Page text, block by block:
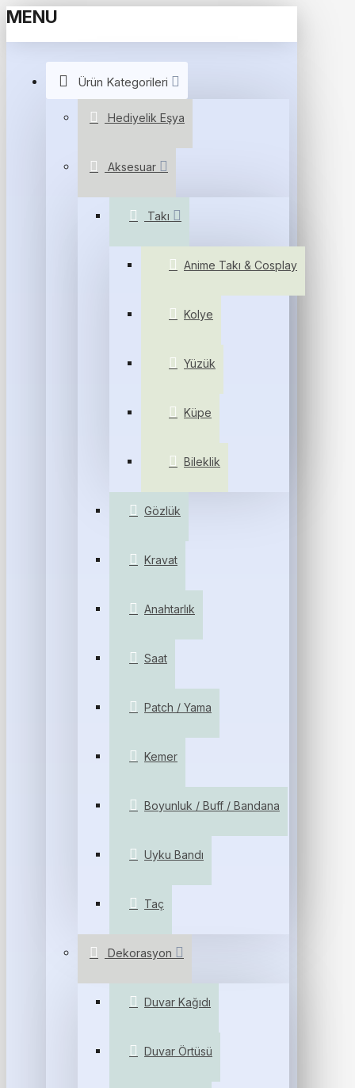
MENU
Ürün Kategorileri
Hediyelik Eşya
Aksesuar
Takı
Anime Takı & Cosplay
Kolye
Yüzük
Küpe
Bileklik
Gözlük
Kravat
Anahtarlık
Saat
Patch / Yama
Kemer
Boyunluk / Buff / Bandana
Uyku Bandı
Taç
Dekorasyon
Duvar Kağıdı
Duvar Örtüsü